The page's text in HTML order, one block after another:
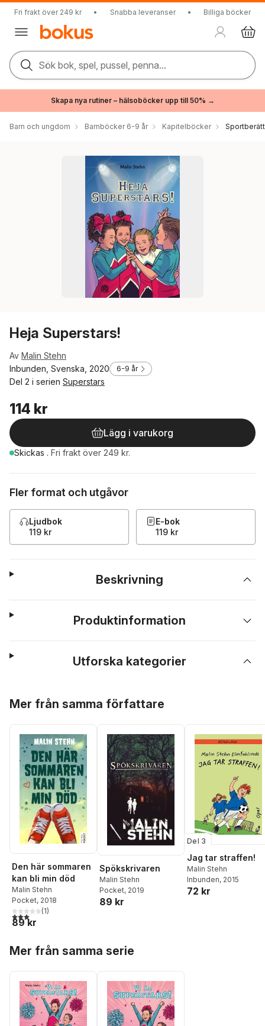
Fri frakt över 249 kr • Snabba leveranser • Billiga böcker
Sök bok, spel, pussel, penna...
Skapa nya rutiner – hälsoböcker upp till 50% →
Barn och ungdom Barnböcker 6-9 år Kapitelböcker
Heja Superstars!
Av Malin Stehn
Inbunden, Svenska, 2020
6-9 år
Del 2 i serien Superstars
114 kr
Lägg i varukorg
Skickas . Fri frakt över 249 kr.
Fler format och utgåvor
Ljudbok
119 kr
E-bok
119 kr
Beskrivning
Produktinformation
Utforska kategorier
Mer från samma författare
Den här sommaren
kan bli min död
Malin Stehn
Pocket, 2018
3,0utav 5 stjärnor. Totalt antal röster:
(1)
89 kr
Spökskrivaren
Malin Stehn
Pocket, 2019
89 kr
Del 3
Jag tar straffen!
Malin Stehn
Inbunden, 2015
72 kr
Mer från samma serie